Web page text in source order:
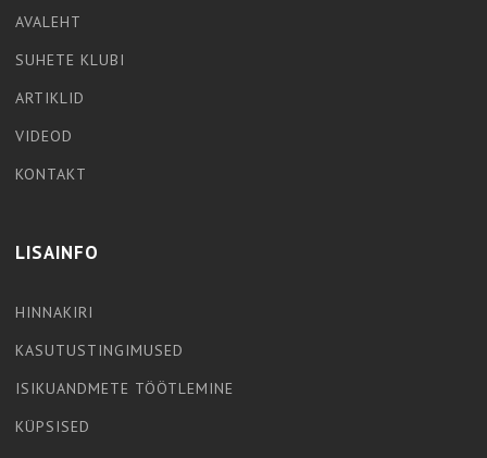
AVALEHT
SUHETE KLUBI
ARTIKLID
VIDEOD
KONTAKT
LISAINFO
HINNAKIRI
KASUTUSTINGIMUSED
ISIKUANDMETE TÖÖTLEMINE
KÜPSISED